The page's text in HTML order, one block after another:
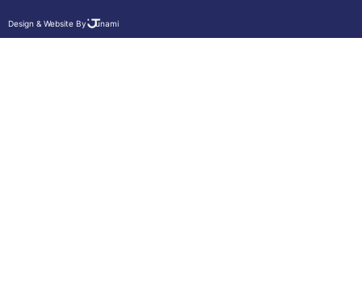
Design & Website By